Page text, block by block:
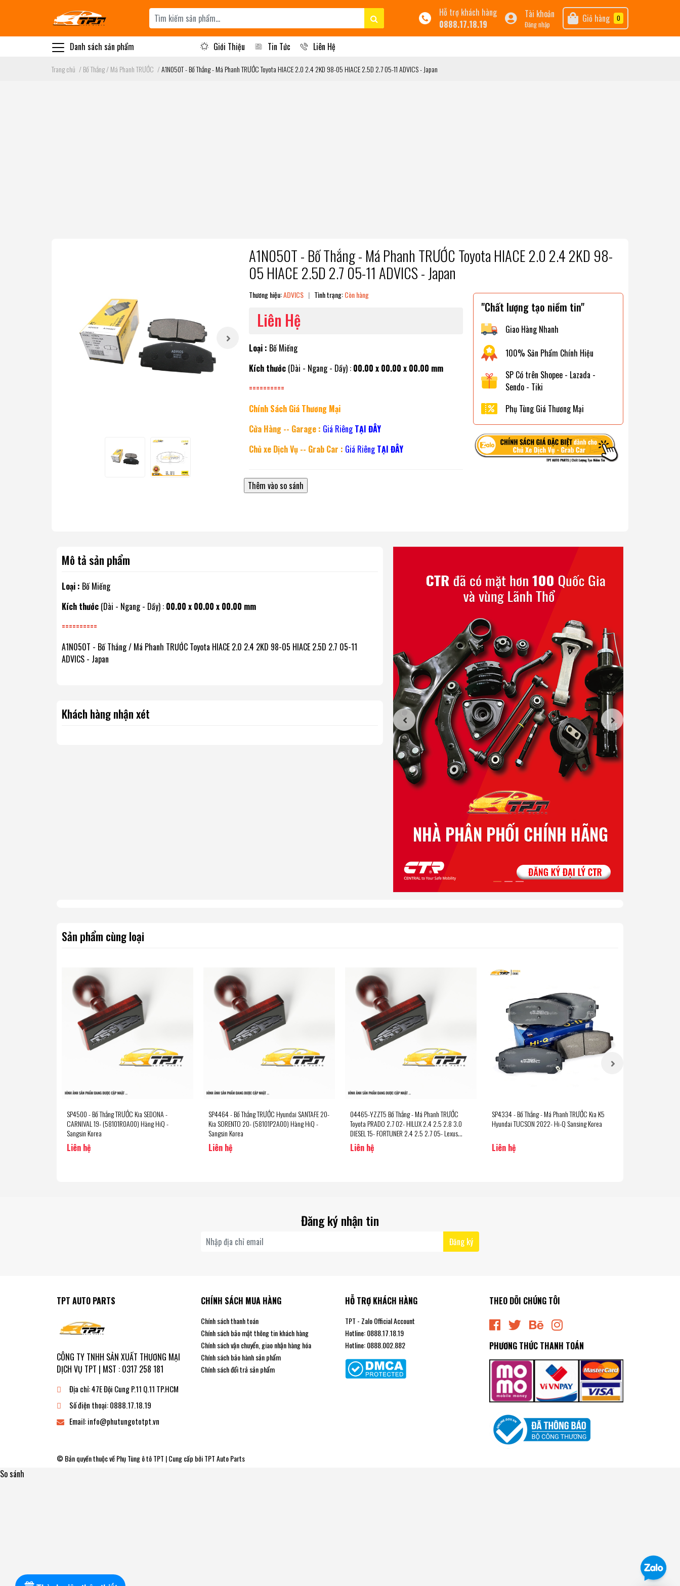
Hỗ trợ khách hàng
0888.17.18.19
Tài khoản
Đăng nhập Giỏ hàng 0
Danh sách sản phẩm Giới Thiệu Tin Tức Liên Hệ
Trang chủ /Bố Thắng / Má Phanh TRƯỚC /A1N050T - Bố Thắng - Má Phanh TRƯỚC Toyota HIACE 2.0 2.4 2KD 98-05 HIACE 2.5D 2.7 05-11 ADVICS - Japan
A1N050T - Bố Thắng - Má Phanh TRƯỚC Toyota HIACE 2.0 2.4 2KD 98-
05 HIACE 2.5D 2.7 05-11 ADVICS - Japan
Thương hiệu:ADVICS | Tình trạng:Còn hàng
Liên Hệ
Loại : Bố Miếng
Kích thước (Dài - Ngang - Dầy) : 00.00 x 00.00 x 00.00 mm
==========
Chính Sách Giá Thương Mại
Cửa Hàng -- Garage : Giá Riêng TẠI ĐÂY
Chủ xe Dịch Vụ -- Grab Car : Giá Riêng TẠI ĐÂY
"Chất lượng tạo niềm tin"
Giao Hàng Nhanh
100% Sản Phẩm Chính Hiệu
SP Có trên Shopee - Lazada -
Sendo - Tiki
Phụ Tùng Giá Thương Mại
Mô tả sản phẩm
Loại : Bố Miếng
Kích thước (Dài - Ngang - Dầy) : 00.00 x 00.00 x 00.00 mm
==========
A1N050T - Bố Thắng / Má Phanh TRƯỚC Toyota HIACE 2.0 2.4 2KD 98-05 HIACE 2.5D 2.7 05-11
ADVICS - Japan
Khách hàng nhận xét
Sản phẩm cùng loại
SP4500 - Bố Thắng TRƯỚC Kia SEDONA -
CARNIVAL 19- (58101R0A00) Hàng HiQ -
Sangsin Korea
Liên hệ
SP4464 - Bố Thắng TRƯỚC Hyundai SANTAFE 20-
Kia SORENTO 20- (58101P2A00) Hàng HiQ -
Sangsin Korea
Liên hệ
04465-YZZT5 Bố Thắng - Má Phanh TRƯỚC
Toyota PRADO 2.7 02- HILUX 2.4 2.5 2.8 3.0
DIESEL 15- FORTUNER 2.4 2.5 2.7 05- Lexus
GX460 09- GX470 02-09 (04465-YZZT5) Hàng
Hãng Toyota
Liên hệ
SP4334 - Bố Thắng - Má Phanh TRƯỚC Kia K5
Hyundai TUCSON 2022- Hi-Q Sansing Korea
Liên hệ
Đăng ký nhận tin
Đăng ký
TPT AUTO PARTS
CÔNG TY TNHH SẢN XUẤT THƯƠNG MẠI
DỊCH VỤ TPT | MST : 0317 258 181
Địa chỉ:47E Đội Cung P.11 Q.11 TP.HCM
Số điện thoại:0888.17.18.19
Email:info@phutungototpt.vn
CHÍNH SÁCH MUA HÀNG
Chính sách thanh toán
Chính sách bảo mật thông tin khách hàng
Chính sách vận chuyển, giao nhận hàng hóa
Chính sách bảo hành sản phẩm
Chính sách đổi trả sản phẩm
HỖ TRỢ KHÁCH HÀNG
TPT - Zalo Official Account
Hotline: 0888.17.18.19
Hotline: 0888.002.882
THEO DÕI CHÚNG TÔI
PHƯƠNG THỨC THANH TOÁN
© Bản quyền thuộc vềPhụ Tùng ô tô TPT | Cung cấp bởiTPT Auto Parts
So sánh